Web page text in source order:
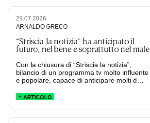
29.07.2026
ARNALDO GRECO
“Striscia la notizia” ha anticipato il
futuro, nel bene e soprattutto nel male
Con la chiusura di “Striscia la notizia”,
bilancio di un programma tv molto influente
e popolare, capace di anticipare molti d…
ARTICOLO